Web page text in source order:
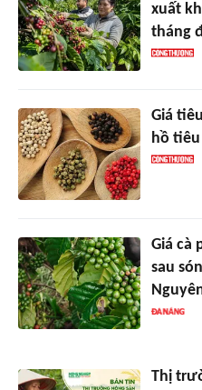
xuất
tháng
Giá
hồ
Giá cà
sau
Thị